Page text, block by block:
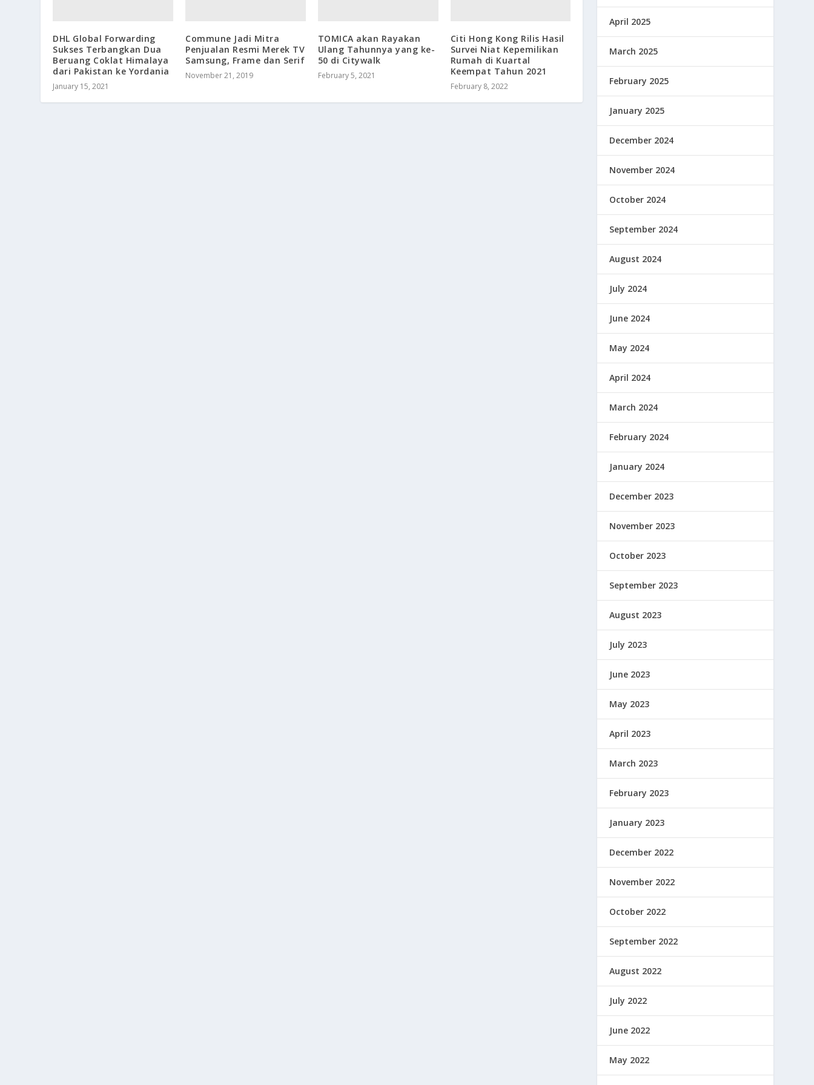
DHL Global Forwarding
Sukses Terbangkan Dua
Beruang Coklat Himalaya
dari Pakistan ke Yordania
January 15, 2021
Commune Jadi Mitra
Penjualan Resmi Merek TV
Samsung, Frame dan Serif
November 21, 2019
TOMICA akan Rayakan
Ulang Tahunnya yang ke-
50 di Citywalk
February 5, 2021
Citi Hong Kong Rilis Hasil
Survei Niat Kepemilikan
Rumah di Kuartal
Keempat Tahun 2021
February 8, 2022
April 2025
March 2025
February 2025
January 2025
December 2024
November 2024
October 2024
September 2024
August 2024
July 2024
June 2024
May 2024
April 2024
March 2024
February 2024
January 2024
December 2023
November 2023
October 2023
September 2023
August 2023
July 2023
June 2023
May 2023
April 2023
March 2023
February 2023
January 2023
December 2022
November 2022
October 2022
September 2022
August 2022
July 2022
June 2022
May 2022